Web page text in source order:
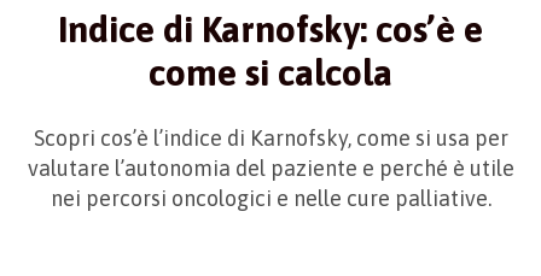
Indice di Karnofsky: cos’è e
come si calcola
Scopri cos’è l’indice di Karnofsky, come si usa per
valutare l’autonomia del paziente e perché è utile
nei percorsi oncologici e nelle cure palliative.